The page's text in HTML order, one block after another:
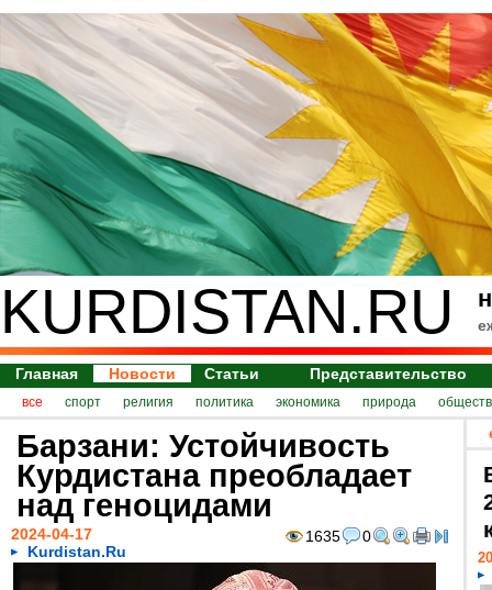
KURDISTAN.RU
Главная Новости Статьи Представительство
все спорт религия политика экономика природа
Барзани: Устойчивость
Курдистана преобладает
над геноцидами
1635 0
2024-04-17
Kurdistan.Ru